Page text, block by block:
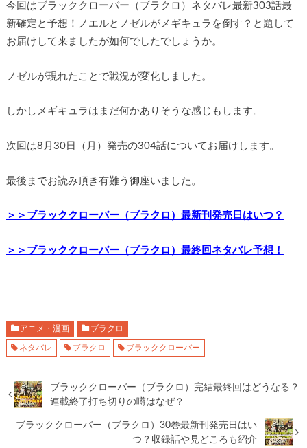
今回はブラッククローバー（ブラクロ）ネタバレ最新303話最
新確定と予想！ノエルとノゼルがメギキュラを倒す？と題して
お届けして来ましたが如何でしたでしょうか。
ノゼルが現れたことで戦況が変化しました。
しかしメギキュラはまだ何かありそうな感じもします。
次回は8月30日（月）発売の304話についてお届けします。
最後までお読み頂き有難う御座いました。
＞＞ブラッククローバー（ブラクロ）最新刊発売日はいつ？
＞＞ブラッククローバー（ブラクロ）最終回ネタバレ予想！
アニメ・漫画 ブラクロ
ネタバレ ブラクロ ブラッククローバー
ブラッククローバー（ブラクロ）完結最終回はどうなる？
連載終了打ち切りの噂はなぜ？
ブラッククローバー（ブラクロ）30巻最新刊発売日はい
つ？収録話や見どころも紹介